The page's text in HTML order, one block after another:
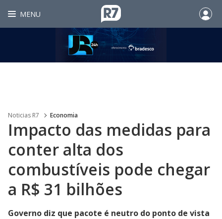
MENU
Noticias R7 Economia
Impacto das medidas para
conter alta dos
combustíveis pode chegar
a R$ 31 bilhões
Governo diz que pacote é neutro do ponto de vista